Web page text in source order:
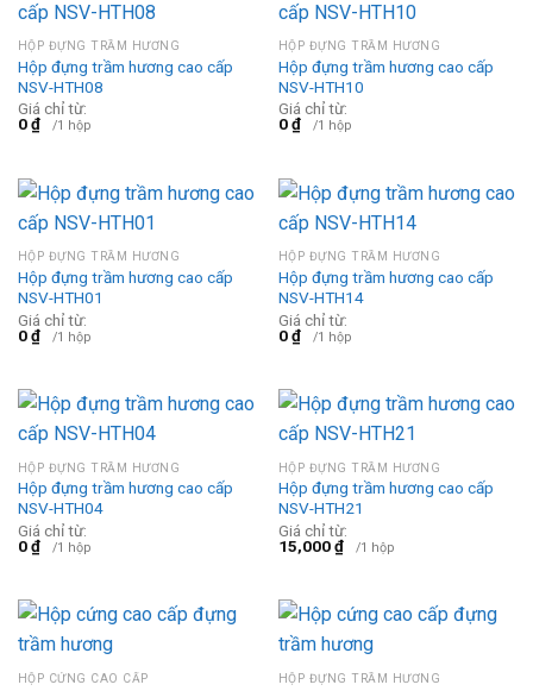
HỘP ĐỰNG TRẦM HƯƠNG
Hộp đựng trầm hương cao cấp
NSV-HTH08
Giá chỉ từ:
0₫ /1 hộp
HỘP ĐỰNG TRẦM HƯƠNG
Hộp đựng trầm hương cao cấp
NSV-HTH10
Giá chỉ từ:
0₫ /1 hộp
HỘP ĐỰNG TRẦM HƯƠNG
Hộp đựng trầm hương cao cấp
NSV-HTH01
Giá chỉ từ:
0₫ /1 hộp
HỘP ĐỰNG TRẦM HƯƠNG
Hộp đựng trầm hương cao cấp
NSV-HTH14
Giá chỉ từ:
0₫ /1 hộp
HỘP ĐỰNG TRẦM HƯƠNG
Hộp đựng trầm hương cao cấp
NSV-HTH04
Giá chỉ từ:
0₫ /1 hộp
HỘP ĐỰNG TRẦM HƯƠNG
Hộp đựng trầm hương cao cấp
NSV-HTH21
Giá chỉ từ:
15,000₫ /1 hộp
HỘP CỨNG CAO CẤP HỘP ĐỰNG TRẦM HƯƠNG